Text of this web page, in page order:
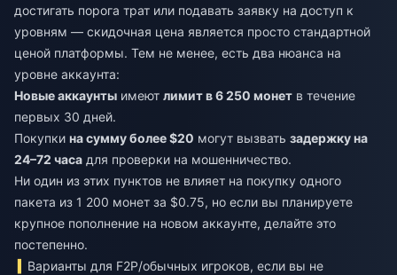
достигать порога трат или подавать заявку на доступ к
уровням — скидочная цена является просто стандартной
ценой платформы. Тем не менее, есть два нюанса на
уровне аккаунта:
Новые аккаунты имеют лимит в 6 250 монет в течение
первых 30 дней.
Покупки на сумму более $20 могут вызвать задержку на
24–72 часа для проверки на мошенничество.
Ни один из этих пунктов не влияет на покупку одного
пакета из 1 200 монет за $0.75, но если вы планируете
крупное пополнение на новом аккаунте, делайте это
постепенно.
Варианты для F2P/обычных игроков, если вы не